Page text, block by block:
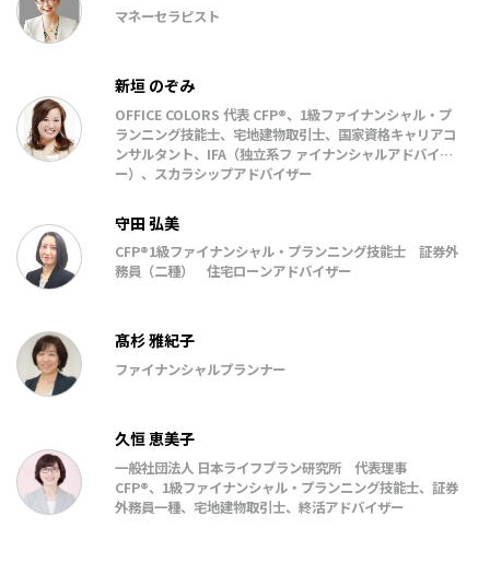
マネーセラピスト
新垣 のぞみ
OFFICE COLORS 代表 CFP®、1級ファイナンシャル・プ
ランニング技能⼠、宅地建物取引⼠、国家資格キャリアコ
ンサルタント、IFA（独⽴系フ ァイナンシャルアドバイザ
ー）、スカラシップアドバイザー
守田 弘美
CFP®1級ファイナンシャル・プランニング技能士 証券外
務員（二種） 住宅ローンアドバイザー
髙杉 雅紀子
ファイナンシャルプランナー
久恒 恵美子
一般社団法人 日本ライフプラン研究所 代表理事
CFP®、1級ファイナンシャル・プランニング技能士、証券
外務員一種、宅地建物取引士、終活アドバイザー